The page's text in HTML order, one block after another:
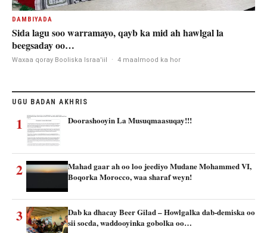
DAMBIYADA
Sida lagu soo warramayo, qayb ka mid ah hawlgal la
beegsaday oo…
Waxaa qoray Booliska Israa'iil · 4 maalmood ka hor
UGU BADAN AKHRIS
1 Doorashooyin La Musuqmaasuqay!!!
2
Mahad gaar ah oo loo jeediyo Mudane Mohammed VI,
Boqorka Morocco, waa sharaf weyn!
3
Dab ka dhacay Beer Gilad – Howlgalka dab-demiska oo
sii socda, waddooyinka gobolka oo…